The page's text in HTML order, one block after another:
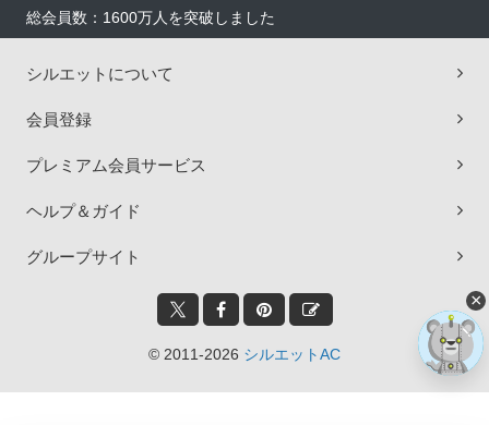
総会員数：1600万人を突破しました
シルエットについて
会員登録
プレミアム会員サービス
ヘルプ＆ガイド
グループサイト
© 2011-2026 シルエットAC
×